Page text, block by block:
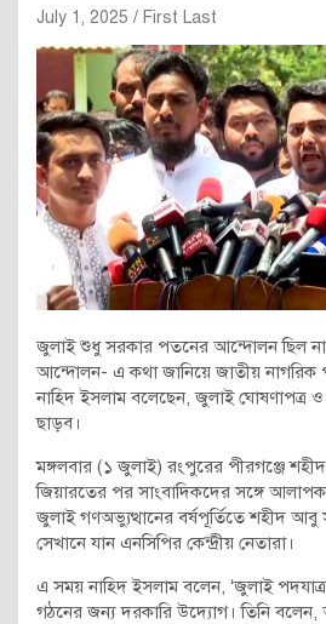
July 1, 2025 First Last
জুলাই শুধু সরকার পতনের আন্দোলন ছিল না
আন্দোলন- এ কথা জানিয়ে জাতীয় নাগরিক
নাহিদ ইসলাম বলেছেন, জুলাই
ছাড়ব।
মঙ্গলবার (১ জুলাই) রংপুরের পীরগঞ্জে
জিয়ারতের পর সাংবাদিকদের সঙ্গে
জুলাই গণঅভ্যুত্থানের বর্ষপূর্তিতে শহীদ আবু
সেখানে যান এনসিপির কেন্দ্রীয় নেতারা।
এ সময় নাহিদ ইসলাম বলেন, ‘জুলাই
গঠনের জন্য দরকারি উদ্যোগ। তিনি বলেন,